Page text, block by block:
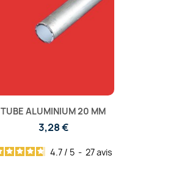
TUBE ALUMINIUM 20 MM
3,28 €
4.7 / 5 - 27avis